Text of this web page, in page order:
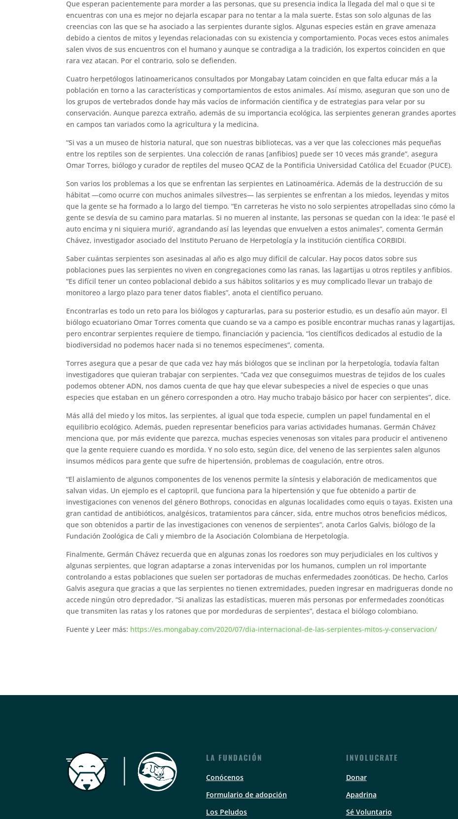
Que esperan pacientemente para morder a las personas, que su presencia indica la llegada del mal o que si te
encuentras con una es mejor no dejarla escapar para no tentar a la mala suerte. Estas son solo algunas de las
creencias con las que se ha asociado a las serpientes durante siglos. Algunas especies están en grave amenaza
debido a cientos de mitos y leyendas relacionadas con su existencia y comportamiento. Pocas veces estos animales
salen vivos de sus encuentros con el humano y aunque se contradiga a la tradición, los expertos coinciden en que
rara vez atacan. Por el contrario, solo se defienden.
Cuatro herpetólogos latinoamericanos consultados por Mongabay Latam coinciden en que falta educar más a la
población en torno a las características y comportamientos de estos animales. Así mismo, aseguran que son uno de
los grupos de vertebrados donde hay más vacíos de información científica y de estrategias para velar por su
conservación. Aunque parezca extraño, además de su importancia ecológica, las serpientes generan grandes aportes
en campos tan variados como la agricultura y la medicina.
“Si vas a un museo de historia natural, que son nuestras bibliotecas, vas a ver que las colecciones más pequeñas
entre los reptiles son de serpientes. Una colección de ranas [anfibios] puede ser 10 veces más grande”, asegura
Omar Torres, biólogo y curador de reptiles del museo QCAZ de la Pontificia Universidad Católica del Ecuador (PUCE).
Son varios los problemas a los que se enfrentan las serpientes en Latinoamérica. Además de la destrucción de su
hábitat —como ocurre con muchos animales silvestres— las serpientes se enfrentan a los miedos, leyendas y mitos
que la gente se ha formado a lo largo del tiempo. “En carreteras he visto no solo serpientes atropelladas sino cómo la
gente se desvía de su camino para matarlas. Si no mueren al instante, las personas se quedan con la idea: ‘le pasé el
auto encima y ni siquiera murió’, agrandando así las leyendas que envuelven a estos animales”, comenta Germán
Chávez, investigador asociado del Instituto Peruano de Herpetología y la institución científica CORBIDI.
Saber cuántas serpientes son asesinadas al año es algo muy difícil de calcular. Hay pocos datos sobre sus
poblaciones pues las serpientes no viven en congregaciones como las ranas, las lagartijas u otros reptiles y anfibios.
“Es difícil tener un conteo poblacional debido a sus hábitos solitarios y es muy complicado llevar un trabajo de
monitoreo a largo plazo para tener datos fiables”, anota el científico peruano.
Encontrarlas es todo un reto para los biólogos y capturarlas, para su posterior estudio, es un desafío aún mayor. El
biólogo ecuatoriano Omar Torres comenta que cuando se va a campo es posible encontrar muchas ranas y lagartijas,
pero encontrar serpientes requiere de tiempo, financiación y paciencia, “los científicos dedicados al estudio de la
biodiversidad no podemos hacer nada si no tenemos especímenes”, comenta.
Torres asegura que a pesar de que cada vez hay más biólogos que se inclinan por la herpetología, todavía faltan
investigadores que quieran trabajar con serpientes. “Cada vez que conseguimos muestras de tejidos de los cuales
podemos obtener ADN, nos damos cuenta de que hay que elevar subespecies a nivel de especies o que unas
especies que estaban en un género corresponden a otro. Hay mucho trabajo básico por hacer con serpientes”, dice.
Más allá del miedo y los mitos, las serpientes, al igual que toda especie, cumplen un papel fundamental en el
equilibrio ecológico. Además, pueden representar beneficios para varias actividades humanas. Germán Chávez
menciona que, por más evidente que parezca, muchas especies venenosas son vitales para producir el antiveneno
que la gente requiere cuando es mordida. Y no solo esto, según dice, del veneno de las serpientes salen algunos
insumos médicos para gente que sufre de hipertensión, problemas de coagulación, entre otros.
“El aislamiento de algunos componentes de los venenos permite la síntesis y elaboración de medicamentos que
salvan vidas. Un ejemplo es el captopril, que funciona para la hipertensión y que fue obtenido a partir de
investigaciones con venenos del género Bothrops, conocidas en algunas localidades como equis o tayas. Existen una
gran cantidad de antibióticos, analgésicos, tratamientos para cáncer, sida, entre muchos otros beneficios médicos,
que son obtenidos a partir de las investigaciones con venenos de serpientes”, anota Carlos Galvis, biólogo de la
Fundación Zoológica de Cali y miembro de la Asociación Colombiana de Herpetología.
Finalmente, Germán Chávez recuerda que en algunas zonas los roedores son muy perjudiciales en los cultivos y
algunas serpientes, que logran adaptarse a zonas intervenidas por los humanos, cumplen un rol importante
controlando a estas poblaciones que suelen ser portadoras de muchas enfermedades zoonóticas. De hecho, Carlos
Galvis asegura que gracias a que las serpientes no tienen extremidades, pueden ingresar en madrigueras donde no
accede ningún otro depredador. “Si analizas las estadísticas, mueren más personas por enfermedades zoonóticas
que transmiten las ratas y los ratones que por mordeduras de serpientes”, destaca el biólogo colombiano.
Fuente y Leer más: https://es.mongabay.com/2020/07/dia-internacional-de-las-serpientes-mitos-y-conservacion/
LA FUNDACIÓN
Conócenos
Formulario de adopción
Los Peludos
INVOLUCRATE
Donar
Apadrina
Sé Voluntario